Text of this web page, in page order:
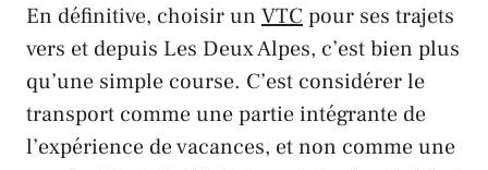
En définitive, choisir un VTC pour ses trajets
vers et depuis Les Deux Alpes, c’est bien plus
qu’une simple course. C’est considérer le
transport comme une partie intégrante de
l’expérience de vacances, et non comme une